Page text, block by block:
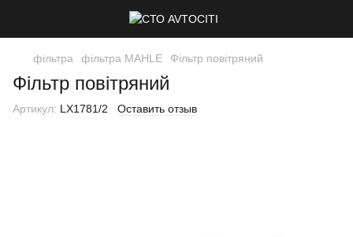
фільтра фільтра MAHLE Фільтр повітряний
Фільтр повітряний
Артикул: LX1781/2 Оставить отзыв